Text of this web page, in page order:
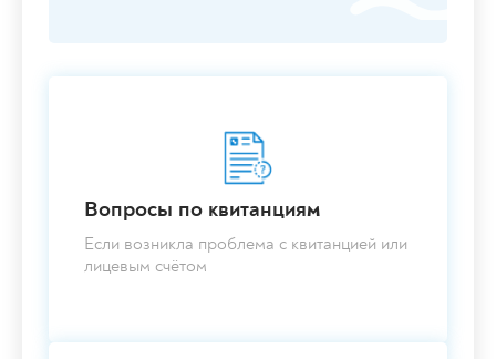
Вопросы по квитанциям
Если возникла проблема с квитанцией или
лицевым счётом